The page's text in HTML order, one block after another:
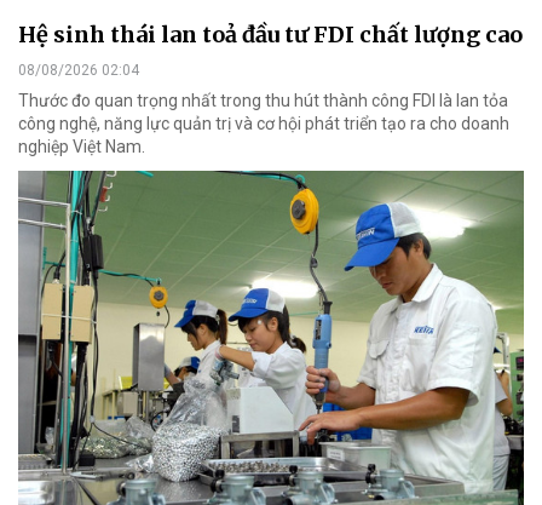
Hệ sinh thái lan toả đầu tư FDI chất lượng cao
08/08/2026 02:04
Thước đo quan trọng nhất trong thu hút thành công FDI là lan tỏa
công nghệ, năng lực quản trị và cơ hội phát triển tạo ra cho doanh
nghiệp Việt Nam.